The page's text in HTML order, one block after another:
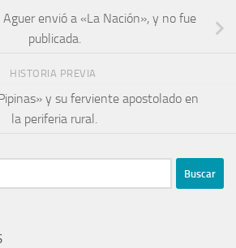
envió a «La Nación», y no fue
publicada.
HISTORIA PREVIA
y su ferviente apostolado en
la periferia rural.